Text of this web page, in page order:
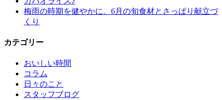
梅雨の時期を健やかに。6月の旬食材とさっぱり献立づ
くり
カテゴリー
おいしい時間
コラム
日々のこと
スタッフブログ